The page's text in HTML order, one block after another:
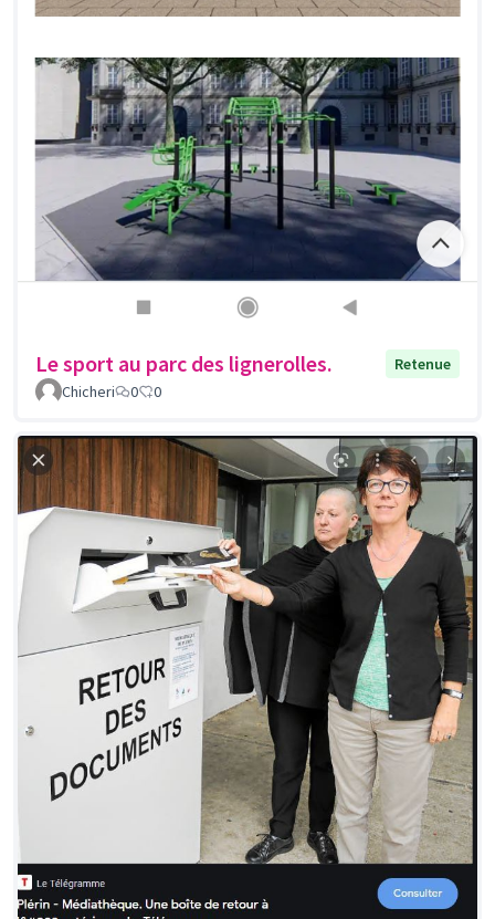
Le sport au parc des lignerolles.
Retenue
Chicheri
0 0